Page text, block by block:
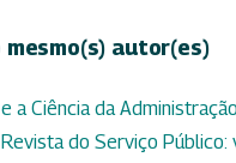
autor(es)
a Ciência da Administração
Revista do Serviço Público: